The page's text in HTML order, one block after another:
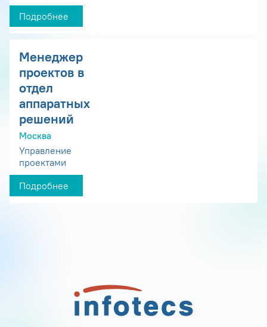
Подробнее
Менеджер
проектов в
отдел
аппаратных
решений
Москва
Управление
проектами
Подробнее